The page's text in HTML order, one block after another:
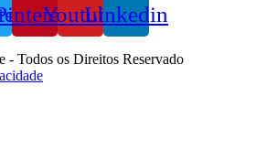
YoutubeLinkedin
- Todos os Direitos Reservado